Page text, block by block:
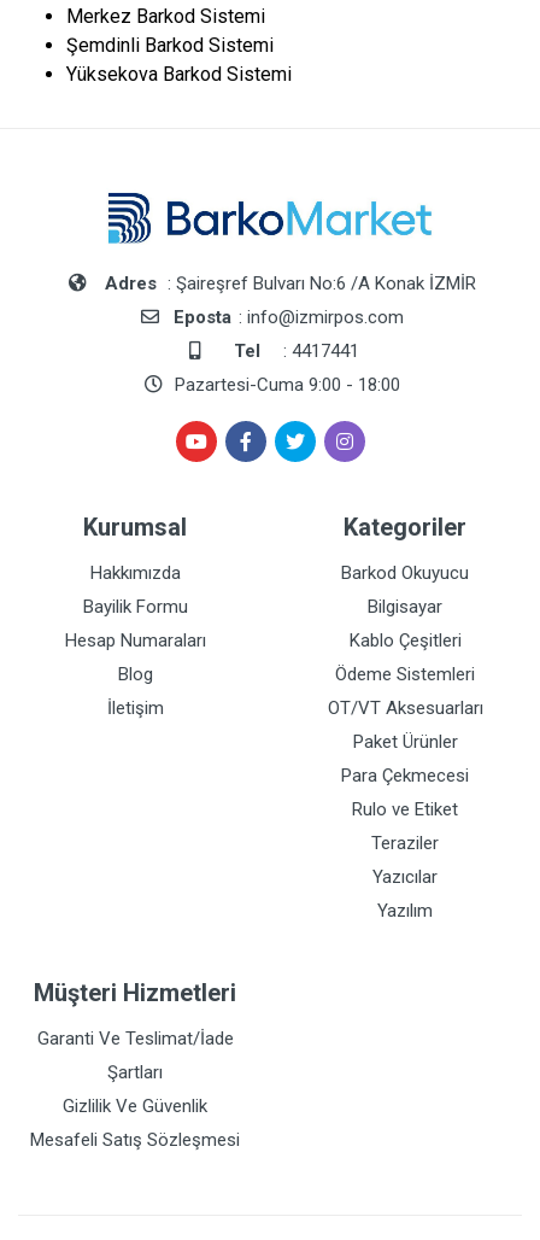
Merkez Barkod Sistemi
Şemdinli Barkod Sistemi
Yüksekova Barkod Sistemi
Adres : Şaireşref Bulvarı No:6 /A Konak İZMİR
Eposta : info@izmirpos.com
Tel
: 4417441
Pazartesi-Cuma 9:00 - 18:00
Kurumsal
Hakkımızda
Bayilik Formu
Hesap Numaraları
Blog
İletişim
Kategoriler
Barkod Okuyucu
Bilgisayar
Kablo Çeşitleri
Ödeme Sistemleri
OT/VT Aksesuarları
Paket Ürünler
Para Çekmecesi
Rulo ve Etiket
Teraziler
Yazıcılar
Yazılım
Müşteri Hizmetleri
Garanti Ve Teslimat/İade
Şartları
Gizlilik Ve Güvenlik
Mesafeli Satış Sözleşmesi